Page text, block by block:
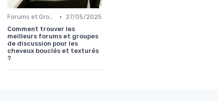
Forums et Groupes de Discussion •
27/05/2025
Comment trouver les
meilleurs forums et groupes
de discussion pour les
cheveux bouclés et texturés
?